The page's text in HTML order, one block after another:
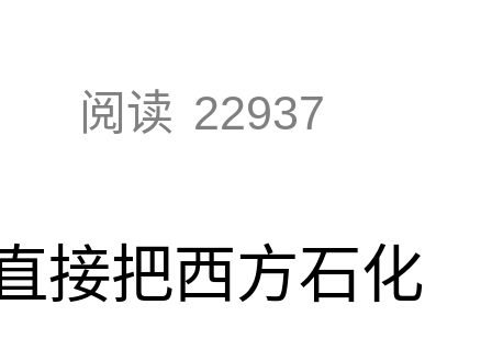
阅读 22937
接把西方石化